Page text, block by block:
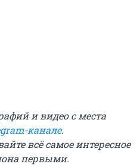
и видео с места
канале.
всё самое интересное
первыми.